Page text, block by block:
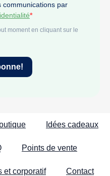
Idées cadeaux
Points de vente
et corporatif Contact